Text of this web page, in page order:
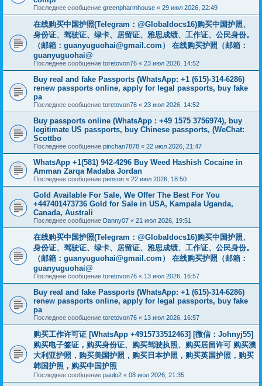
Последнее сообщение greenpharmhouse « 29 июл 2026, 22:49
在线购买中国护照(Telegram：@Globaldocs16)购买中国护照、
身份证、驾驶证、绿卡、居留证、雅思成绩、工作证、公民身份。
（邮箱： guanyuguohai@gmail.com ） 在线购买护照（邮箱：
guanyuguohai@
Последнее сообщение toretovon76 « 23 июл 2026, 14:52
Buy real and fake Passports (WhatsApp: +1 (615)-314-6286)
renew passports online, apply for legal passports, buy fake
pa
Последнее сообщение toretovon76 « 23 июл 2026, 14:52
Buy passports online (WhatsApp : +49 1575 3756974), buy
legitimate US passports, buy Chinese passports, (WeChat:
Scottbo
Последнее сообщение pinchan7878 « 22 июл 2026, 21:47
WhatsApp +1(581) 942-4296 Buy Weed Hashish Cocaine in
Amman Zarqa Madaba Jordan
Последнее сообщение penson « 22 июл 2026, 18:50
Gold Available For Sale, We Offer The Best For You
+447401473736 Gold for Sale in USA, Kampala Uganda,
Canada, Australi
Последнее сообщение Danny07 « 21 июл 2026, 19:51
在线购买中国护照(Telegram：@Globaldocs16)购买中国护照、
身份证、驾驶证、绿卡、居留证、雅思成绩、工作证、公民身份。
（邮箱： guanyuguohai@gmail.com ） 在线购买护照（邮箱：
guanyuguohai@
Последнее сообщение toretovon76 « 13 июл 2026, 16:57
Buy real and fake Passports (WhatsApp: +1 (615)-314-6286)
renew passports online, apply for legal passports, buy fake
pa
Последнее сообщение toretovon76 « 13 июл 2026, 16:57
购买工作许可证 [WhatsApp +4915733512463] [微信：Johnyj55]
购买电子签证，购买身份证、购买驾驶执照、购买居留许可 购买澳
大利亚护照，购买美国护照，购买日本护照，购买英国护照，购买
韩国护照，购买中国护照
Последнее сообщение paolo2 « 08 июл 2026, 21:35